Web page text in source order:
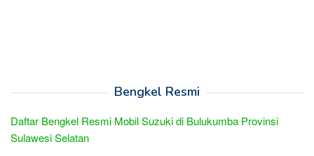
Bengkel Resmi
Daftar Bengkel Resmi Mobil Suzuki di Bulukumba Provinsi
Sulawesi Selatan